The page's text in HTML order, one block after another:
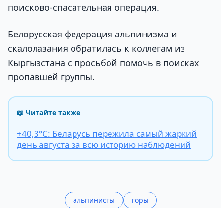
поисково-спасательная операция.
Белорусская федерация альпинизма и
скалолазания обратилась к коллегам из
Кыргызстана с просьбой помочь в поисках
пропавшей группы.
📖 Читайте также
+40,3°С: Беларусь пережила самый жаркий
день августа за всю историю наблюдений
альпинисты
горы